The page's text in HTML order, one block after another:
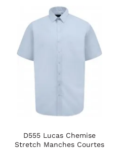
D555 Lucas Chemise
Stretch Manches Courtes